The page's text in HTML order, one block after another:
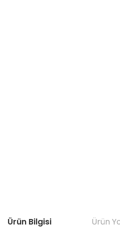
Ürün Bilgisi Ürün